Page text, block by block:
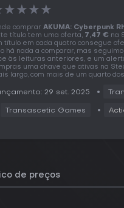
★★★★
comprar AKUMA: Cyberpunk
título tem uma oferta, 7,47 € na
título em cada quatro consegue
há nada a comparar, mas
às leituras anteriores, e um
uma chave que ativas na
largo, com mais de um quarto
29 set. 2025
Transascetic Games
de preços